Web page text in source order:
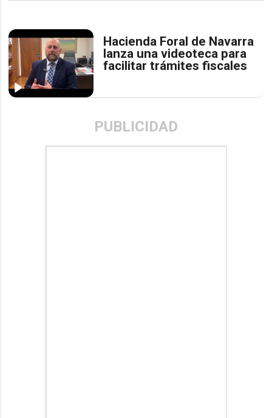
Hacienda Foral de Navarra
lanza una videoteca para
facilitar trámites fiscales
PUBLICIDAD